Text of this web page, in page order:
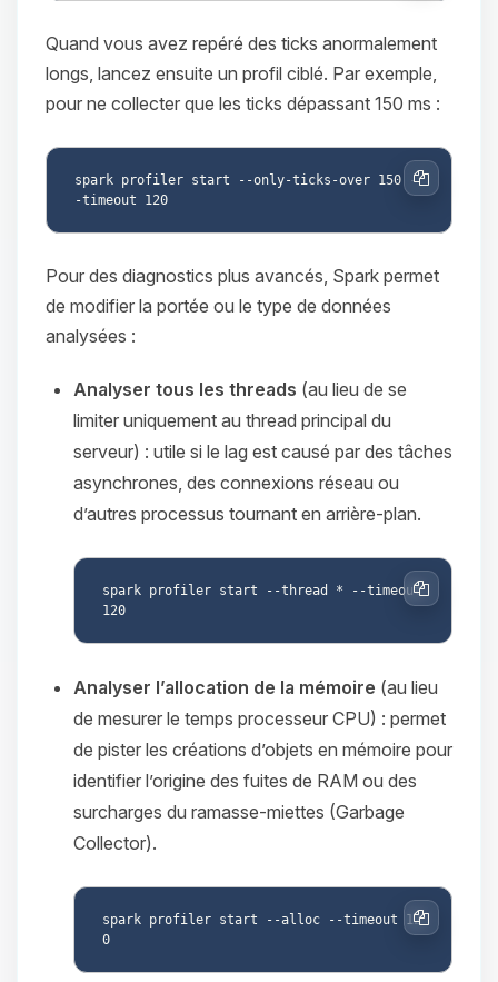
Quand vous avez repéré des ticks anormalement
longs, lancez ensuite un profil ciblé. Par exemple,
pour ne collecter que les ticks dépassant 150 ms :
spark profiler start --only-ticks-over 150 -
Copier
Pour des diagnostics plus avancés, Spark permet
de modifier la portée ou le type de données
analysées :
Analyser tous les threads (au lieu de se
limiter uniquement au thread principal du
serveur) : utile si le lag est causé par des tâches
asynchrones, des connexions réseau ou
d’autres processus tournant en arrière-plan.
spark profiler start --thread * --timeout
Copier
Analyser l’allocation de la mémoire (au lieu
de mesurer le temps processeur CPU) : permet
de pister les créations d’objets en mémoire pour
identifier l’origine des fuites de RAM ou des
surcharges du ramasse-miettes (Garbage
Collector).
spark profiler start --alloc --timeout 12
Copier